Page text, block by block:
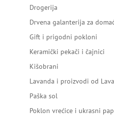
Drogerija
Drvena galanterija za
Gift i prigodni pokloni
Keramički pekači i čajnici
Kišobrani
Lavanda i proizvodi od
Paška sol
Poklon vrećice i ukrasni